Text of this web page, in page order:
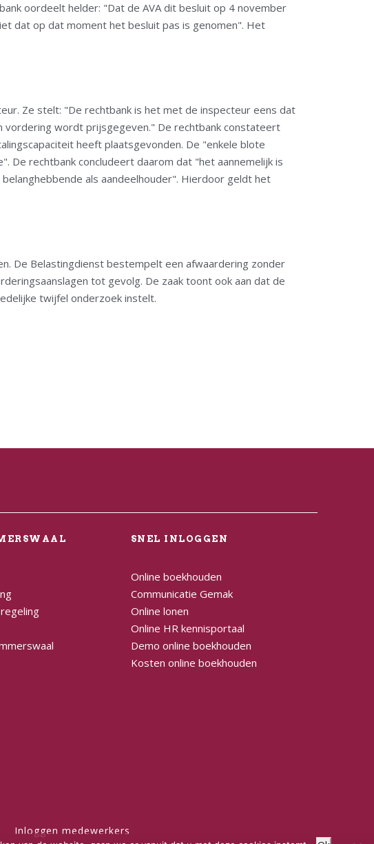
oordeelt helder: "Dat de AVA dit besluit op 4 november
dat op dat moment het besluit pas is genomen". Het
Ze stelt: "De rechtbank is het met de inspecteur eens dat
vordering wordt prijsgegeven." De rechtbank constateert
heeft plaatsgevonden. De "enkele blote
De rechtbank concludeert daarom dat "het aannemelijk is
als aandeelhouder". Hierdoor geldt het
De Belastingdienst bestempelt een afwaardering zonder
tot gevolg. De zaak toont ook aan dat de
twijfel onderzoek instelt.
SNEL INLOGGEN
Online boekhouden
Communicatie Gemak
Online lonen
Online HR kennisportaal
Demo online boekhouden
Kosten online boekhouden
Inloggen medewerkers